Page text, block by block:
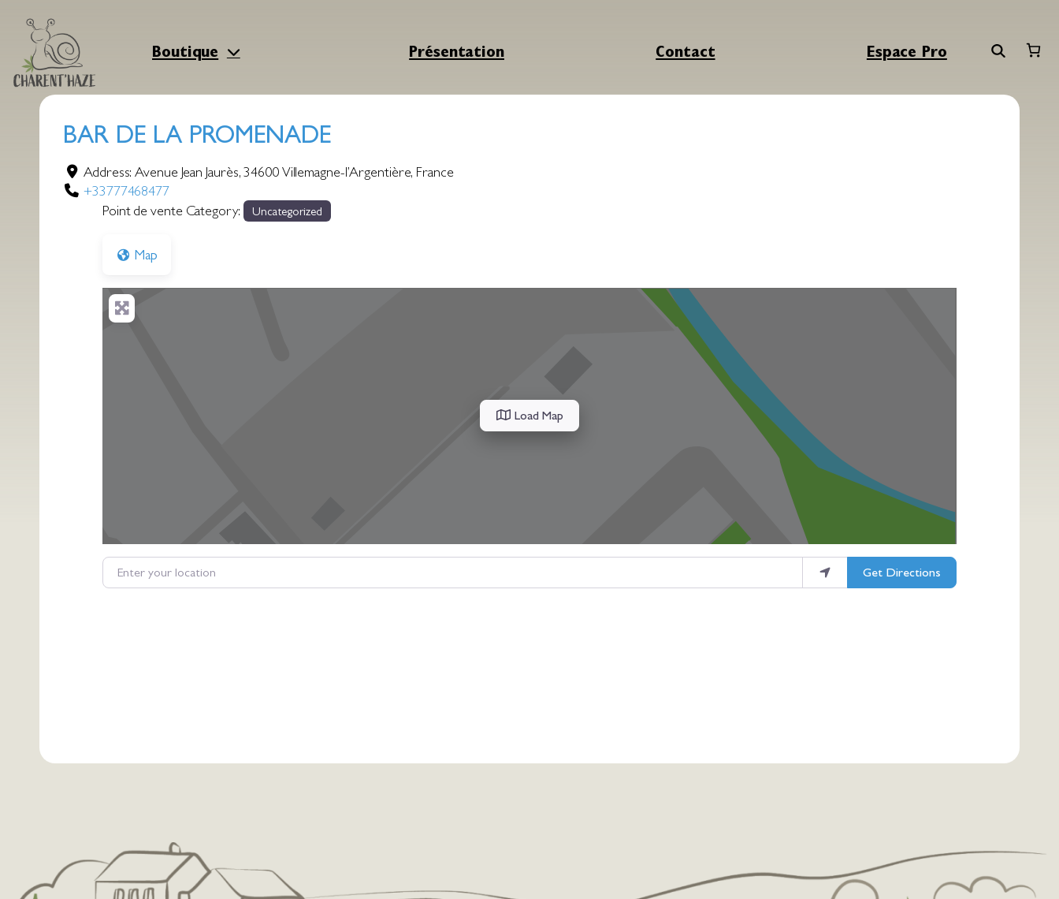
contenu
Boutique Présentation Contact Espace Pro
BAR DE LA PROMENADE
Address:Avenue Jean Jaurès,34600Villemagne-l’Argentière, France
+33777468477
Point de vente Category:
Uncategorized
Map
Load Map
Enter your location
Get Directions